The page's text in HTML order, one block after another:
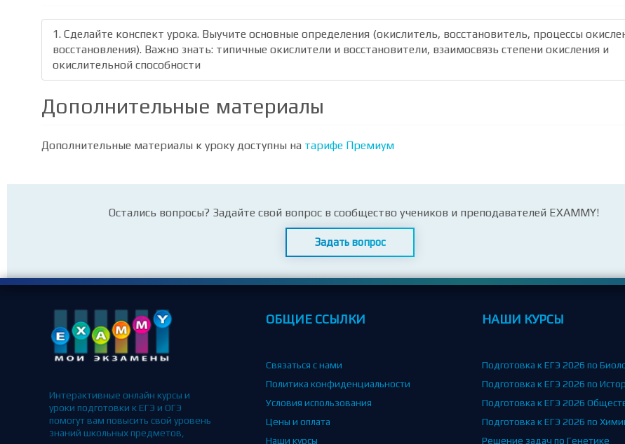
1. Cделайте конспект урока. Выучите основные определения (окислитель, восстановитель, процессы
восстановления). Важно знать: типичные окислители и восстановители, взаимосвязь степени окисления и
окислительной способности
Дополнительные материалы
Дополнительные материалы к уроку доступны на тарифе Премиум
Остались вопросы? Задайте свой вопрос в сообщество учеников и преподавателей EXAMMY!
Задать вопрос
Интерактивные онлайн курсы и
уроки подготовки к ЕГЭ и ОГЭ
помогут вам повысить свой уровень
знаний школьных предметов,
ОБЩИЕ ССЫЛКИ
Связаться с нами
Политика конфиденциальности
Условия использования
Цены и оплата
Наши курсы
НАШИ КУРСЫ
Подготовка к ЕГЭ 2026 по
Подготовка к ЕГЭ 2026 по
Подготовка к ЕГЭ 2026
Подготовка к ЕГЭ 2026 по
Решение задач по Генетике